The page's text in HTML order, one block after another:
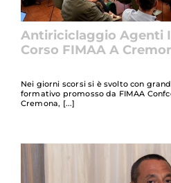
Antiriciclaggio Agenti
Corso FIMAA A
Nei giorni scorsi si è svolto con
formativo promosso da FIMAA
Cremona,